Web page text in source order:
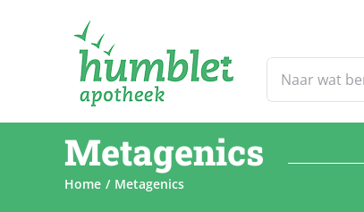
naar:
Metagenics
Home Metagenics